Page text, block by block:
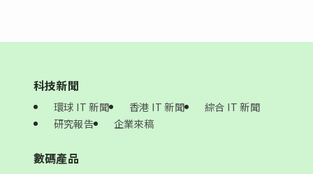
科技新聞
環球 IT 新聞 香港 IT 新聞
綜合 IT 新聞
研究報告
企業來稿
數碼產品